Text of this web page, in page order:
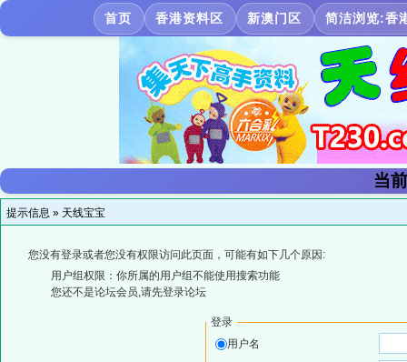
首页 香港资料区 新澳门区 简洁浏览:香
当
提示信息 » 天线宝宝
您没有登录或者您没有权限访问此页面，可能有如下几个原因:
用户组权限：你所属的用户组不能使用搜索功能
您还不是论坛会员,请先登录论坛
登录
用户名